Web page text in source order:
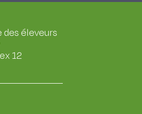
éleveurs
12